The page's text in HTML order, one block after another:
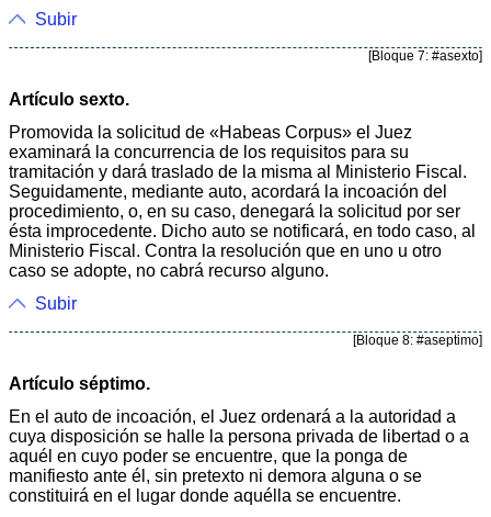
Subir
[Bloque 7: #asexto]
Artículo sexto.
Promovida la solicitud de «Habeas Corpus» el Juez
examinará la concurrencia de los requisitos para su
tramitación y dará traslado de la misma al Ministerio Fiscal.
Seguidamente, mediante auto, acordará la incoación del
procedimiento, o, en su caso, denegará la solicitud por ser
ésta improcedente. Dicho auto se notificará, en todo caso, al
Ministerio Fiscal. Contra la resolución que en uno u otro
caso se adopte, no cabrá recurso alguno.
Subir
[Bloque 8: #aseptimo]
Artículo séptimo.
En el auto de incoación, el Juez ordenará a la autoridad a
cuya disposición se halle la persona privada de libertad o a
aquél en cuyo poder se encuentre, que la ponga de
manifiesto ante él, sin pretexto ni demora alguna o se
constituirá en el lugar donde aquélla se encuentre.